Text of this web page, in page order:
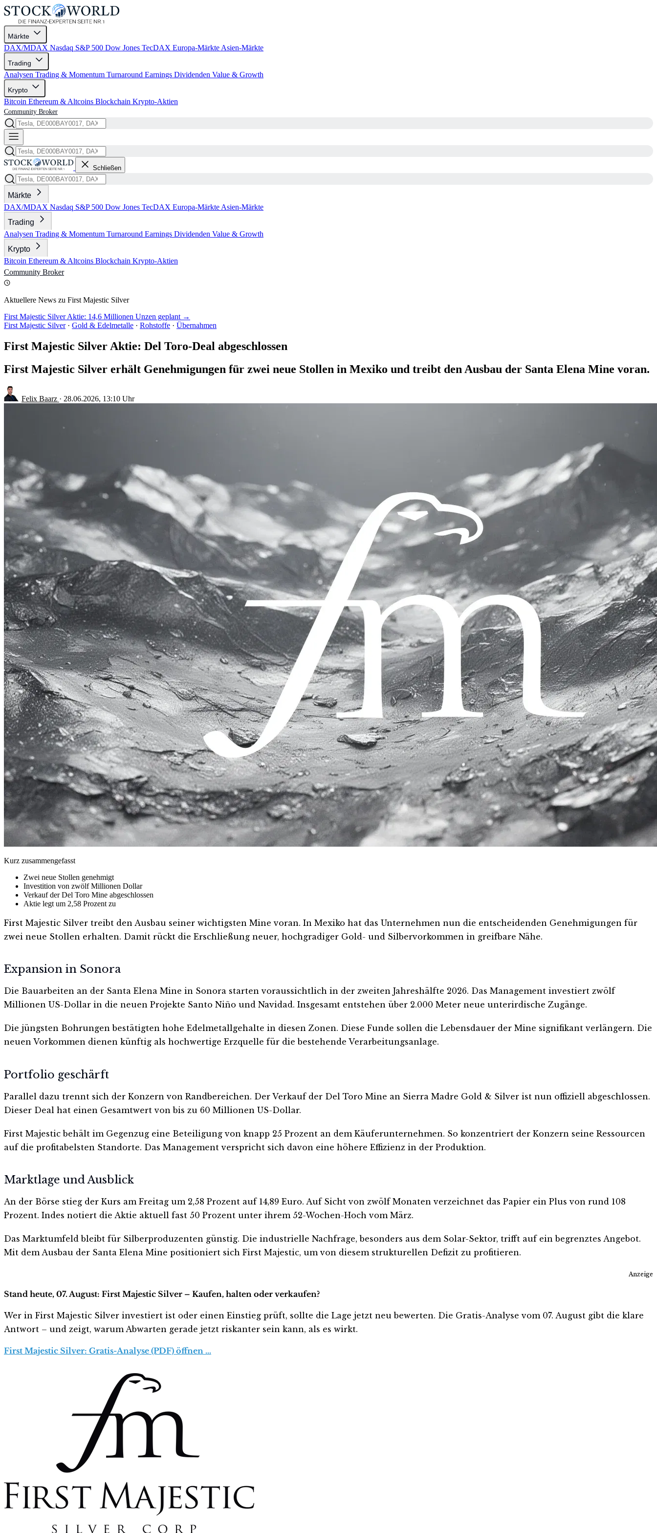
Märkte
DAX/MDAX Nasdaq S&P 500 Dow Jones TecDAX Europa-Märkte Asien-Märkte
Trading
Analysen Trading & Momentum Turnaround Earnings Dividenden Value & Growth
Krypto
Bitcoin Ethereum & Altcoins Blockchain Krypto-Aktien
Community Broker
Schließen
Märkte
DAX/MDAX Nasdaq S&P 500 Dow Jones TecDAX Europa-Märkte Asien-Märkte
Trading
Analysen Trading & Momentum Turnaround Earnings Dividenden Value & Growth
Krypto
Bitcoin Ethereum & Altcoins Blockchain Krypto-Aktien
Community Broker
Aktuellere News zu First Majestic Silver
First Majestic Silver Aktie: 14,6 Millionen Unzen geplant →
First Majestic Silver · Gold & Edelmetalle · Rohstoffe · Übernahmen
First Majestic Silver Aktie: Del Toro-Deal abgeschlossen
First Majestic Silver erhält Genehmigungen für zwei neue Stollen in Mexiko und treibt den Ausbau der Santa Elena Mine voran.
Felix Baarz · 28.06.2026, 13:10 Uhr
Kurz zusammengefasst
Zwei neue Stollen genehmigt
Investition von zwölf Millionen Dollar
Verkauf der Del Toro Mine abgeschlossen
Aktie legt um 2,58 Prozent zu
First Majestic Silver treibt den Ausbau seiner wichtigsten Mine voran. In Mexiko hat das Unternehmen nun die entscheidenden Genehmigungen für
zwei neue Stollen erhalten. Damit rückt die Erschließung neuer, hochgradiger Gold- und Silbervorkommen in greifbare Nähe.
Expansion in Sonora
Die Bauarbeiten an der Santa Elena Mine in Sonora starten voraussichtlich in der zweiten Jahreshälfte 2026. Das Management investiert zwölf
Millionen US-Dollar in die neuen Projekte Santo Niño und Navidad. Insgesamt entstehen über 2.000 Meter neue unterirdische Zugänge.
Die jüngsten Bohrungen bestätigten hohe Edelmetallgehalte in diesen Zonen. Diese Funde sollen die Lebensdauer der Mine signifikant verlängern. Die
neuen Vorkommen dienen künftig als hochwertige Erzquelle für die bestehende Verarbeitungsanlage.
Portfolio geschärft
Parallel dazu trennt sich der Konzern von Randbereichen. Der Verkauf der Del Toro Mine an Sierra Madre Gold & Silver ist nun offiziell abgeschlossen.
Dieser Deal hat einen Gesamtwert von bis zu 60 Millionen US-Dollar.
First Majestic behält im Gegenzug eine Beteiligung von knapp 25 Prozent an dem Käuferunternehmen. So konzentriert der Konzern seine Ressourcen
auf die profitabelsten Standorte. Das Management verspricht sich davon eine höhere Effizienz in der Produktion.
Marktlage und Ausblick
An der Börse stieg der Kurs am Freitag um 2,58 Prozent auf 14,89 Euro. Auf Sicht von zwölf Monaten verzeichnet das Papier ein Plus von rund 108
Prozent. Indes notiert die Aktie aktuell fast 50 Prozent unter ihrem 52-Wochen-Hoch vom März.
Das Marktumfeld bleibt für Silberproduzenten günstig. Die industrielle Nachfrage, besonders aus dem Solar-Sektor, trifft auf ein begrenztes Angebot.
Mit dem Ausbau der Santa Elena Mine positioniert sich First Majestic, um von diesem strukturellen Defizit zu profitieren.
Anzeige
Stand heute, 07. August: First Majestic Silver – Kaufen, halten oder verkaufen?
Wer in First Majestic Silver investiert ist oder einen Einstieg prüft, sollte die Lage jetzt neu bewerten. Die Gratis-Analyse vom 07. August gibt die klare
Antwort – und zeigt, warum Abwarten gerade jetzt riskanter sein kann, als es wirkt.
First Majestic Silver: Gratis-Analyse (PDF) öffnen …